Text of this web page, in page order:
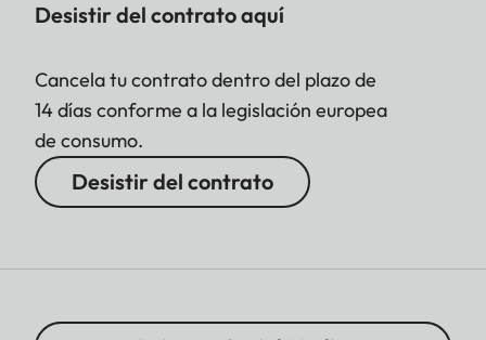
Desistir del contrato aquí
Cancela tu contrato dentro del plazo de
14 días conforme a la legislación europea
de consumo.
Desistir del contrato